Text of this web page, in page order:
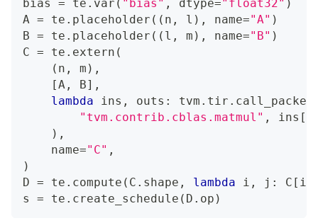
bias = te . var ( "bias" , dtype="float32" )
A = te . placeholder ( ( n , l ) , name="A" )
B = te . placeholder ( ( l , m ) , name="B" )
C = te . extern (
( n , m ) ,
[A , B] ,
lambda ins , outs : tvm . tir . call_packed
"tvm.contrib.cblas.matmul" , ins [
) ,
    name
="C" ,
)
D = te . compute ( C . shape , lambda i , j : C [ i
s = te . create_schedule ( D . op )